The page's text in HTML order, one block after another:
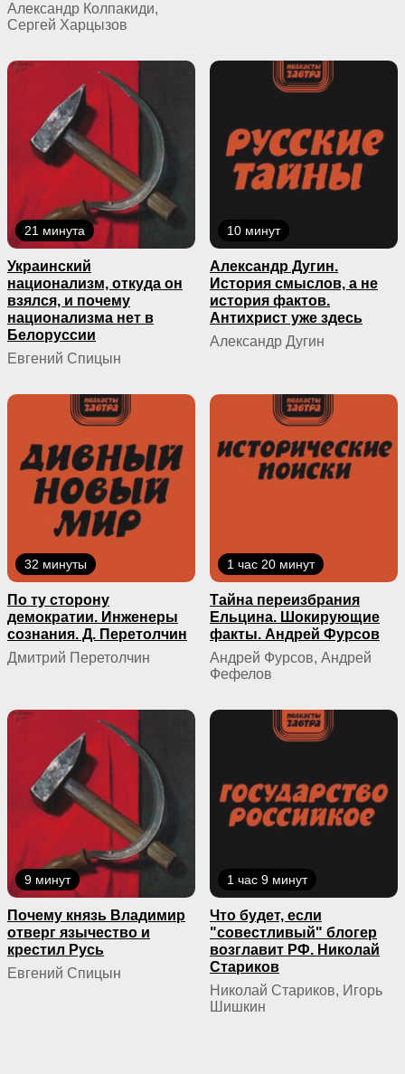
Александр Колпакиди,
Сергей Харцызов
21 минута
Украинский
национализм, откуда он
взялся, и почему
национализма нет в
Белоруссии
Евгений Спицын
10 минут
Александр Дугин.
История смыслов, а не
история фактов.
Антихрист уже здесь
Александр Дугин
32 минуты
По ту сторону
демократии. Инженеры
сознания. Д. Перетолчин
Дмитрий Перетолчин
1 час 20 минут
Тайна переизбрания
Ельцина. Шокирующие
факты. Андрей Фурсов
Андрей Фурсов, Андрей
Фефелов
9 минут
Почему князь Владимир
отверг язычество и
крестил Русь
Евгений Спицын
1 час 9 минут
Что будет, если
"совестливый" блогер
возглавит РФ. Николай
Стариков
Николай Стариков, Игорь
Шишкин